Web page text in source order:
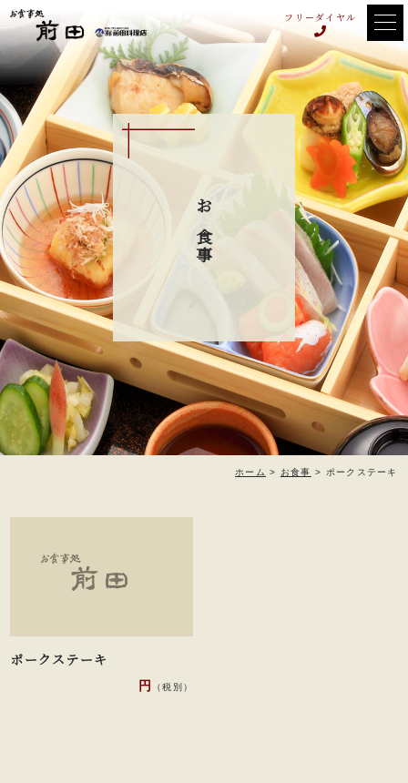
フリーダイヤル
お食事
ホーム > お食事 > ポークステーキ
ポークステーキ
円 （税別）